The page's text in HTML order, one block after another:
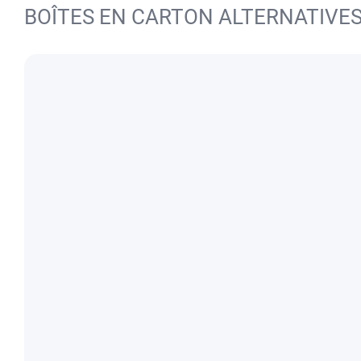
BOÎTES EN CARTON